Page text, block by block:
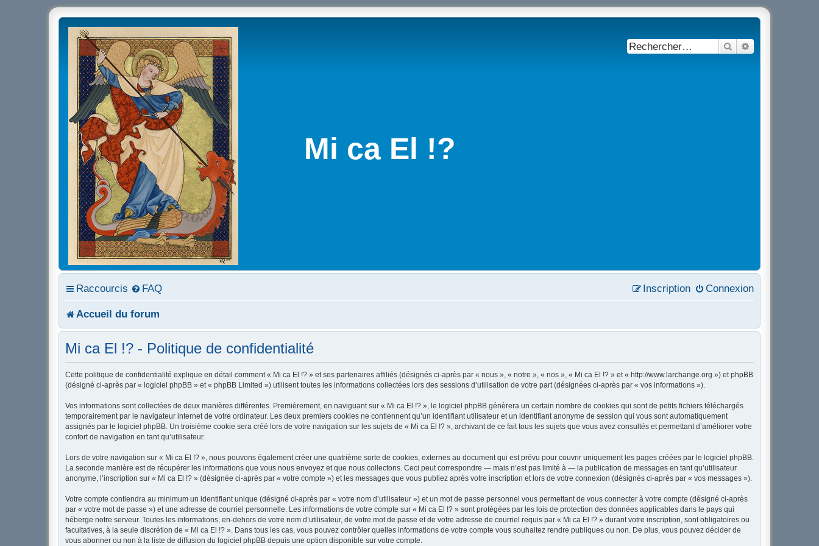
Mi ca El !?
Rechercher
Raccourcis FAQ Connexion
Inscription
Accueil du forum
Mi ca El !? - Politique de confidentialité
Cette politique de confidentialité explique en détail comment « Mi ca El !? » et ses partenaires affiliés (désignés ci-après par « nous », « notre », « nos », « Mi ca El !? » et « http://www.larchange.org ») et phpBB
(désigné ci-après par « logiciel phpBB » et « phpBB Limited ») utilisent toutes les informations collectées lors des sessions d’utilisation de votre part (désignées ci-après par « vos informations »).
Vos informations sont collectées de deux manières différentes. Premièrement, en naviguant sur « Mi ca El !? », le logiciel phpBB génèrera un certain nombre de cookies qui sont de petits fichiers téléchargés
temporairement par le navigateur internet de votre ordinateur. Les deux premiers cookies ne contiennent qu’un identifiant utilisateur et un identifiant anonyme de session qui vous sont automatiquement
assignés par le logiciel phpBB. Un troisième cookie sera créé lors de votre navigation sur les sujets de « Mi ca El !? », archivant de ce fait tous les sujets que vous avez consultés et permettant d’améliorer votre
confort de navigation en tant qu’utilisateur.
Lors de votre navigation sur « Mi ca El !? », nous pouvons également créer une quatrième sorte de cookies, externes au document qui est prévu pour couvrir uniquement les pages créées par le logiciel phpBB.
La seconde manière est de récupérer les informations que vous nous envoyez et que nous collectons. Ceci peut correspondre — mais n’est pas limité à — la publication de messages en tant qu’utilisateur
anonyme, l’inscription sur « Mi ca El !? » (désignée ci-après par « votre compte ») et les messages que vous publiez après votre inscription et lors de votre connexion (désignés ci-après par « vos messages »).
Votre compte contiendra au minimum un identifiant unique (désigné ci-après par « votre nom d’utilisateur ») et un mot de passe personnel vous permettant de vous connecter à votre compte (désigné ci-après
par « votre mot de passe ») et une adresse de courriel personnelle. Les informations de votre compte sur « Mi ca El !? » sont protégées par les lois de protection des données applicables dans le pays qui
héberge notre serveur. Toutes les informations, en-dehors de votre nom d’utilisateur, de votre mot de passe et de votre adresse de courriel requis par « Mi ca El !? » durant votre inscription, sont obligatoires ou
facultatives, à la seule discrétion de « Mi ca El !? ». Dans tous les cas, vous pouvez contrôler quelles informations de votre compte vous souhaitez rendre publiques ou non. De plus, vous pouvez décider de
vous abonner ou non à la liste de diffusion du logiciel phpBB depuis une option disponible sur votre compte.